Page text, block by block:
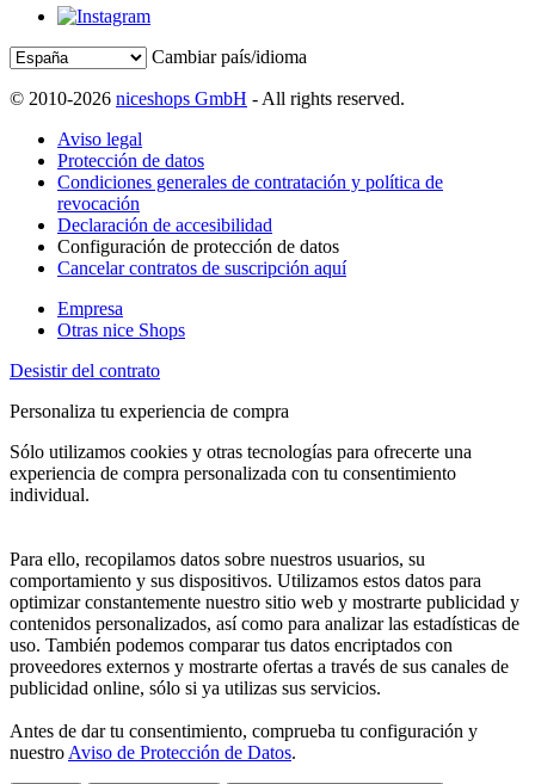
Cambiar país/idioma
© 2010-2026 niceshops GmbH - All rights reserved.
Aviso legal
Protección de datos
Condiciones generales de contratación y política de
revocación
Declaración de accesibilidad
Configuración de protección de datos
Cancelar contratos de suscripción aquí
Empresa
Otras nice Shops
Desistir del contrato
Personaliza tu experiencia de compra
Sólo utilizamos cookies y otras tecnologías para ofrecerte una
experiencia de compra personalizada con tu consentimiento
individual.
Para ello, recopilamos datos sobre nuestros usuarios, su
comportamiento y sus dispositivos. Utilizamos estos datos para
optimizar constantemente nuestro sitio web y mostrarte publicidad y
contenidos personalizados, así como para analizar las estadísticas de
uso. También podemos comparar tus datos encriptados con
proveedores externos y mostrarte ofertas a través de sus canales de
publicidad online, sólo si ya utilizas sus servicios.
Antes de dar tu consentimiento, comprueba tu configuración y
nuestro Aviso de Protección de Datos.